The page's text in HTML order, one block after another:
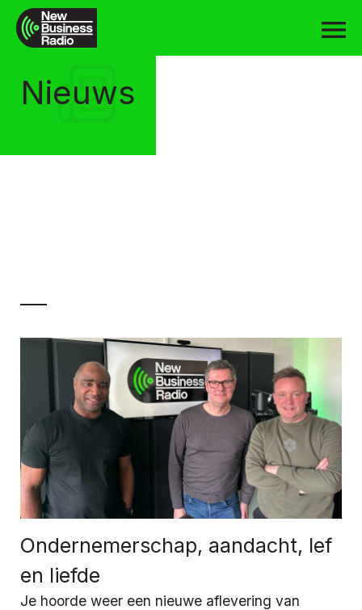
Nieuws
Ondernemerschap, aandacht, lef
en liefde
Je hoorde weer een nieuwe aflevering van